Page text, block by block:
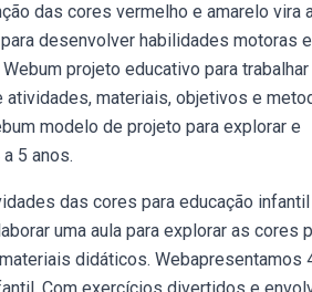
das cores vermelho e amarelo vira
desenvolver habilidades motoras e
projeto educativo para
materiais, objetivos e
modelo de projeto para explorar e
5 anos.
das cores para educação infantil
uma aula para explorar as cores
didáticos. Webapresentamos